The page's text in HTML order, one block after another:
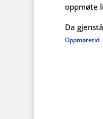
oppmøte
Da
Oppmøtetid